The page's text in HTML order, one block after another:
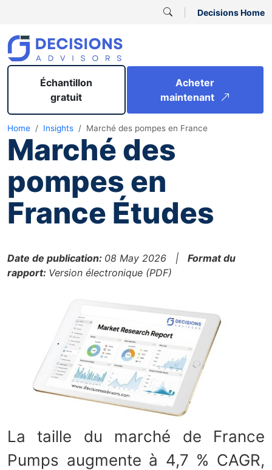
Decisions Home
Échantillon
gratuit
Acheter
maintenant
Home Insights Marché des pompes en France
Marché des
pompes en
France Études
Date de publication: 08 May 2026 | Format du
rapport: Version électronique (PDF)
La taille du marché de France
Pumps augmente à 4,7 % CAGR,